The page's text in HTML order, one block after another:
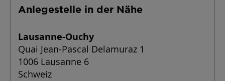
Anlegestelle in der Nähe
Lausanne-Ouchy
Quai Jean-Pascal Delamuraz 1
1006 Lausanne 6
Schweiz